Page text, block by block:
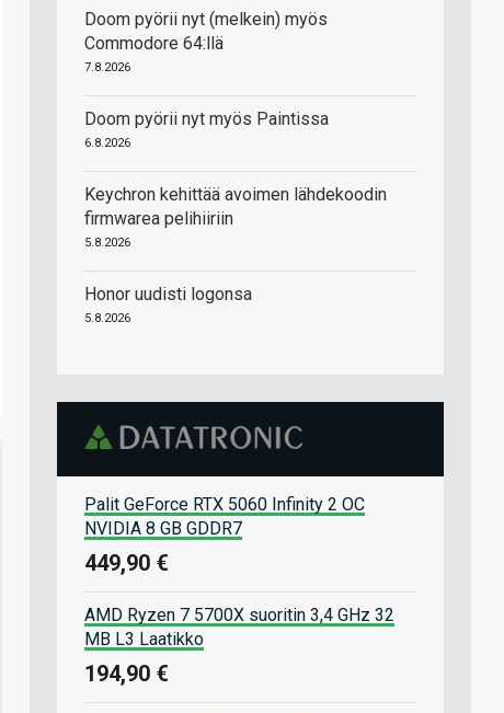
Doom pyörii nyt (melkein) myös
Commodore 64:llä
7.8.2026
Doom pyörii nyt myös Paintissa
6.8.2026
Keychron kehittää avoimen lähdekoodin
firmwarea pelihiiriin
5.8.2026
Honor uudisti logonsa
5.8.2026
Palit GeForce RTX 5060 Infinity 2 OC
NVIDIA 8 GB GDDR7
449,90 €
AMD Ryzen 7 5700X suoritin 3,4 GHz 32
MB L3 Laatikko
194,90 €